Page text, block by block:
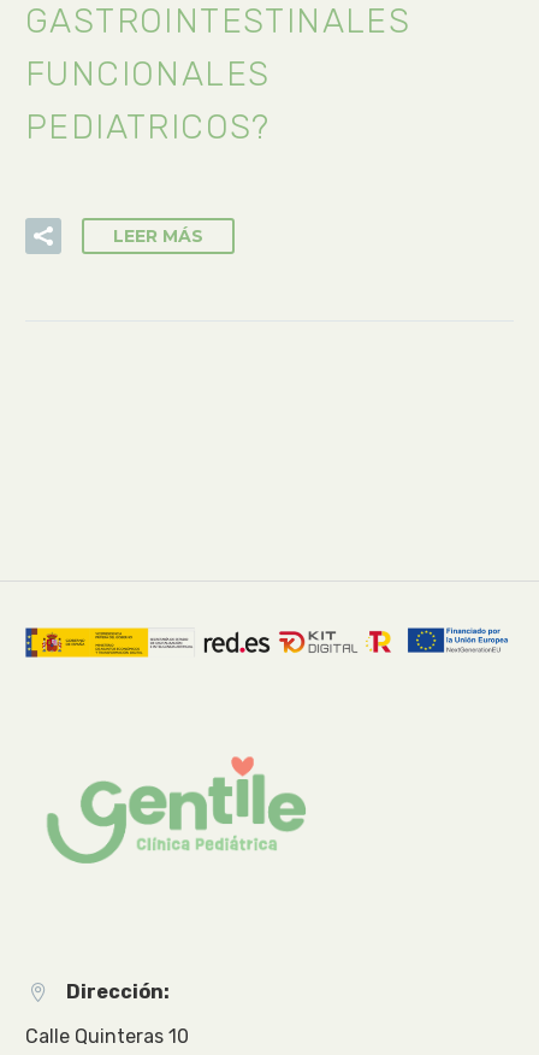
GASTROINTESTINALES
FUNCIONALES
PEDIATRICOS?
LEER MÁS


Dirección:
Calle Quinteras 10